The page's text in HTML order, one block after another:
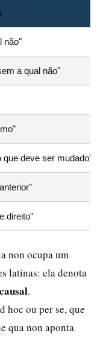
não"
a qual não"
que deve ser mudado"
direito"
non ocupa um
latinas: ela denota
.
hoc ou per se, que
qua non aponta